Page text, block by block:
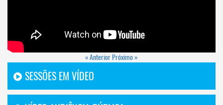
« Anterior Próximo »
SESSÕES EM VÍDEO